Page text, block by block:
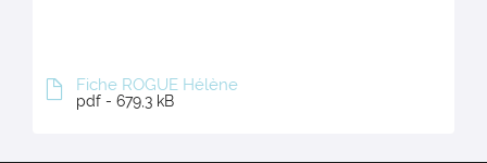
Fiche ROGUE Hélène
pdf - 679,3 kB